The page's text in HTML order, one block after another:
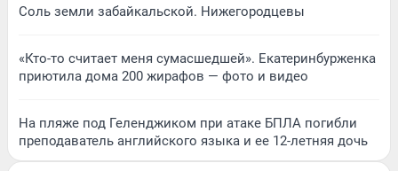
Соль земли забайкальской. Нижегородцевы
«Кто-то считает меня сумасшедшей». Екатеринбурженка
приютила дома 200 жирафов — фото и видео
На пляже под Геленджиком при атаке БПЛА погибли
преподаватель английского языка и ее 12-летняя дочь